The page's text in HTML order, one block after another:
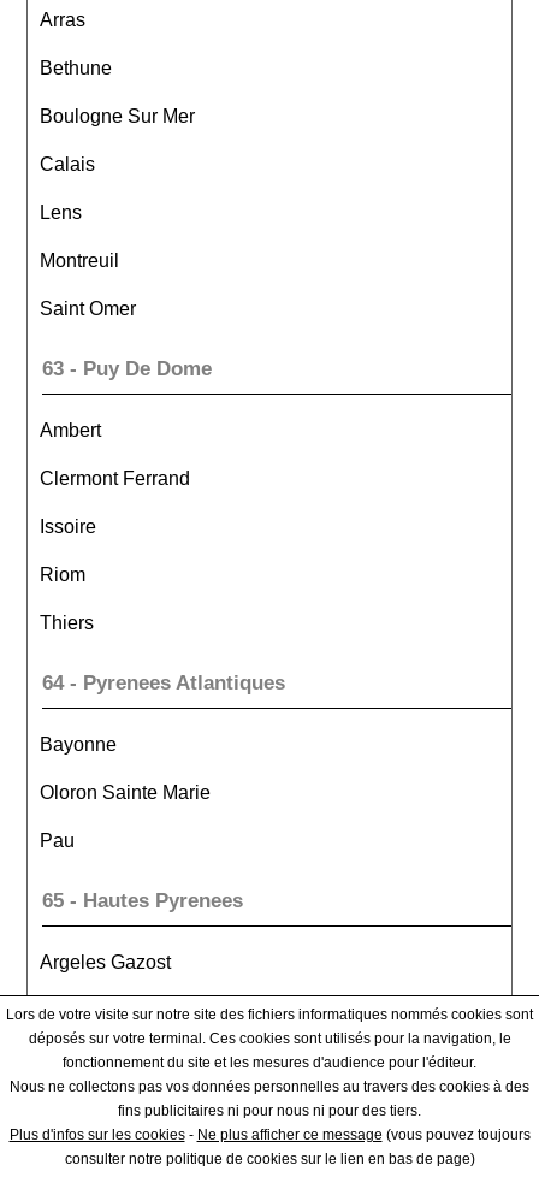
Arras
Bethune
Boulogne Sur Mer
Calais
Lens
Montreuil
Saint Omer
63 - Puy De Dome
Ambert
Clermont Ferrand
Issoire
Riom
Thiers
64 - Pyrenees Atlantiques
Bayonne
Oloron Sainte Marie
Pau
65 - Hautes Pyrenees
Argeles Gazost
Bagneres De Bigorre
Tarbes
66 - Pyrenees Orientales
Lors de votre visite sur notre site des fichiers informatiques nommés cookies sont
déposés sur votre terminal. Ces cookies sont utilisés pour la navigation, le
fonctionnement du site et les mesures d'audience pour l'éditeur.
Nous ne collectons pas vos données personnelles au travers des cookies à des
fins publicitaires ni pour nous ni pour des tiers.
Plus d'infos sur les cookies- Ne plus afficher ce message (vous pouvez toujours
consulter notre politique de cookies sur le lien en bas de page)